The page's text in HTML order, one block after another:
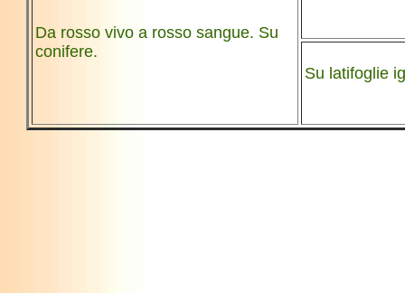
Da rosso vivo a rosso sangue. Su
conifere.
Su latifoglie